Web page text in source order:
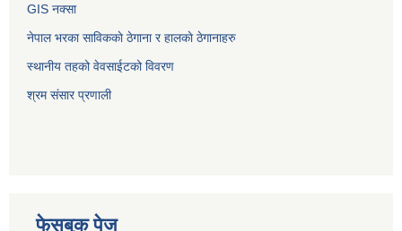
GIS नक्सा
नेपाल भरका साविककाे ठेगाना र हालकाे ठेगानाहरु
स्थानीय तहको वेवसाईटको विवरण
श्रम संसार प्रणाली
फेसबुक पेज